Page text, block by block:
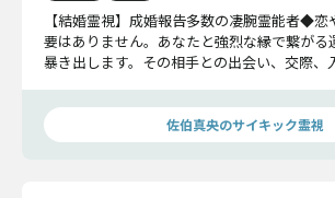
【結婚霊視】成婚報告多数の凄腕霊能者◆
要はありません。あなたと強烈な縁で繋がる
暴き出します。その相手との出会い、交際、
佐伯真央のサイキック霊視